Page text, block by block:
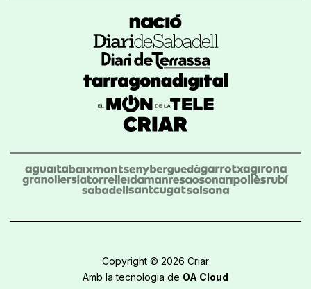
Copyright © 2026 Criar
Amb la tecnologia de OA Cloud